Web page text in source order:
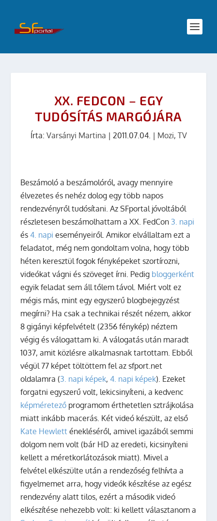
XX. FEDCON – EGY
TUDÓSÍTÁS MARGÓJÁRA
Írta: Varsányi Martina | 2011.07.04. | Mozi, TV
Beszámoló a beszámolóról, avagy mennyire
élvezetes és nehéz dolog egy több napos
rendezvényről tudósítani. Az SFportal jóvoltából
részletesen beszámolhattam a XX. FedCon 3. napi
és4. napi eseményeiről. Amikor elvállaltam ezt a
feladatot, még nem gondoltam volna, hogy több
héten keresztül fogok fényképeket szortírozni,
videókat vágni és szöveget írni. Pedig bloggerként
egyik feladat sem áll tőlem távol. Miért volt ez
mégis más, mint egy egyszerű blogbejegyzést
megírni? Ha csak a technikai részét nézem, akkor
8 gigányi képfelvételt (2356 fénykép) néztem
végig és válogattam ki. A válogatás után maradt
1037, amit közlésre alkalmasnak tartottam. Ebből
végül 77 képet töltöttem fel az sfport.net
oldalamra (3. napi képek,4. napi képek). Ezeket
forgatni egyszerű volt, lekicsinyíteni, a kedvenc
képméretező programom érthetetlen sztrájkolása
miatt inkább macerás. Két videó készült, az első
Kate Hewlett énekléséről, amivel igazából semmi
dolgom nem volt (bár HD az eredeti, kicsinyíteni
kellett a méretkorlátozások miatt). Mivel a
felvétel elkészülte után a rendezőség felhívta a
figyelmemet arra, hogy videók készítése az egész
rendezvény alatt tilos, ezért a második videó
elkészítése nehezebb volt: ki kellett választanom a